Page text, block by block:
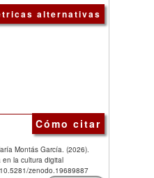
alternativas
Cómo citar
Montás García. (2026).
en la cultura digital
zenodo.19689887